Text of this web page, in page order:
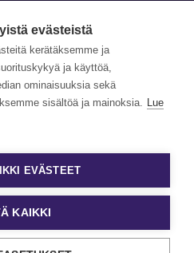
1990870-5
»
»
Flow 2026
ja käyttöehdot
evästeistä
kerätäksemme ja
ja käyttöä,
ominaisuuksia sekä
sisältöä ja mainoksia. Lue
EVÄSTEET
KAIKKI